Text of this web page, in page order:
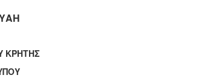
ΚΡΗΤΗΣ